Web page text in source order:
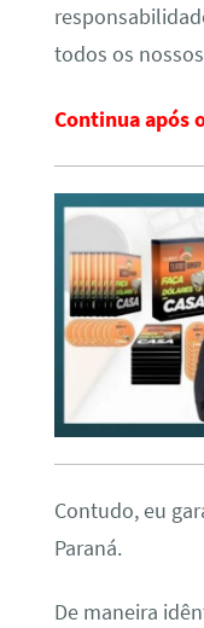
todos os
Continua após
Contudo, eu
Paraná.
De maneira